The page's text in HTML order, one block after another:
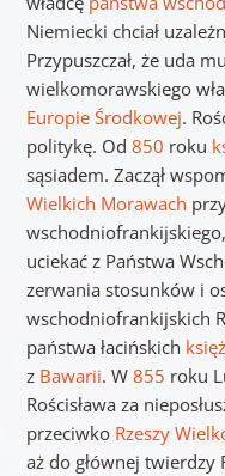
Niemiecki chciał
Przypuszczał, że uda
wielkomorawskiego
Europie Środkowej.
politykę. Od 850 roku
sąsiadem. Zaczął
Wielkich Morawach
uciekać z Państwa
zerwania stosunków i
wschodniofrankijskich
państwa łacińskich
z Bawarii. W 855 roku
Rościsława za
przeciwko Rzeszy
aż do głównej twierdzy